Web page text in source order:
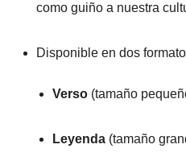
como guiño a nuestra
Disponible en dos
Verso (tamaño
Leyenda (tamaño